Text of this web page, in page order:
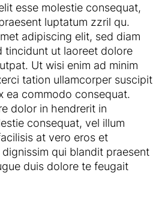
esse molestie consequat,
luptatum zzril qu.
adipiscing elit, sed diam
tincidunt ut laoreet dolore
Ut wisi enim ad minim
tation ullamcorper suscipit
ea commodo consequat.
dolor in hendrerit in
consequat, vel illum
at vero eros et
qui blandit praesent
duis dolore te feugait